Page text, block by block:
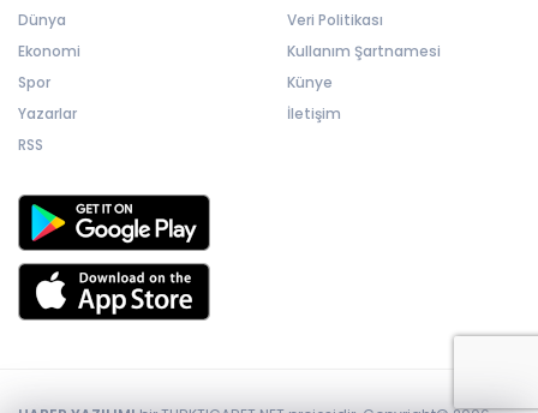
Dünya
Ekonomi
Spor
Yazarlar
RSS
Veri Politikası
Kullanım Şartnamesi
Künye
İletişim